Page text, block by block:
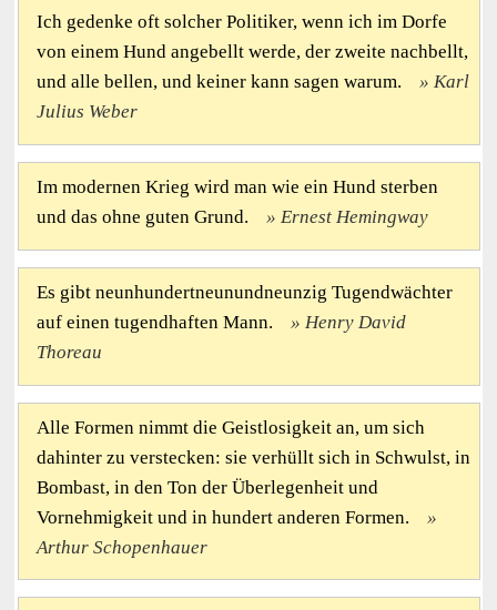
Ich gedenke oft solcher Politiker, wenn ich im Dorfe
von einem Hund angebellt werde, der zweite nachbellt,
und alle bellen, und keiner kann sagen warum.
Karl
Julius Weber
Im modernen Krieg wird man wie ein Hund sterben
und das ohne guten Grund.
Ernest Hemingway
Es gibt neunhundertneunundneunzig Tugendwächter
auf einen tugendhaften Mann.
Henry David
Thoreau
Alle Formen nimmt die Geistlosigkeit an, um sich
dahinter zu verstecken: sie verhüllt sich in Schwulst, in
Bombast, in den Ton der Überlegenheit und
Vornehmigkeit und in hundert anderen Formen.
Arthur Schopenhauer